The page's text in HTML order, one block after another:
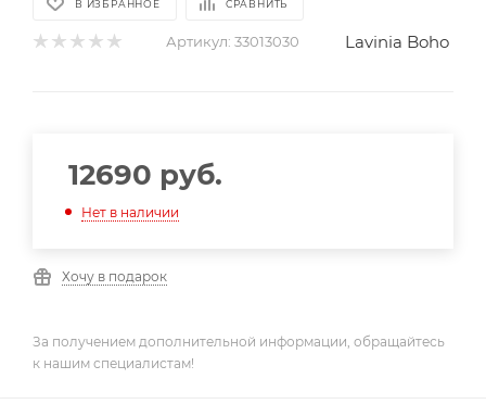
В ИЗБРАННОЕ СРАВНИТЬ
Артикул: 33013030 Lavinia Boho
12690 руб.
Нет в наличии
Хочу в подарок
За получением дополнительной информации, обращайтесь
к нашим специалистам!